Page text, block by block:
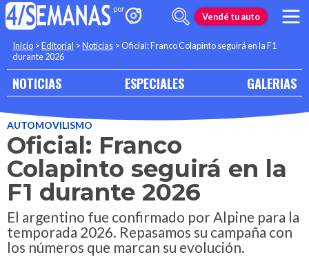
Vendé tu auto
Inicio >Editorial >Noticias >Oficial: Franco Colapinto seguirá en la F1
durante 2026
NOTICIAS ESPECIALES GALERIAS
AUTOMOVILISMO
Oficial: Franco
Colapinto seguirá en la
F1 durante 2026
El argentino fue confirmado por Alpine para la
temporada 2026. Repasamos su campaña con
los números que marcan su evolución.